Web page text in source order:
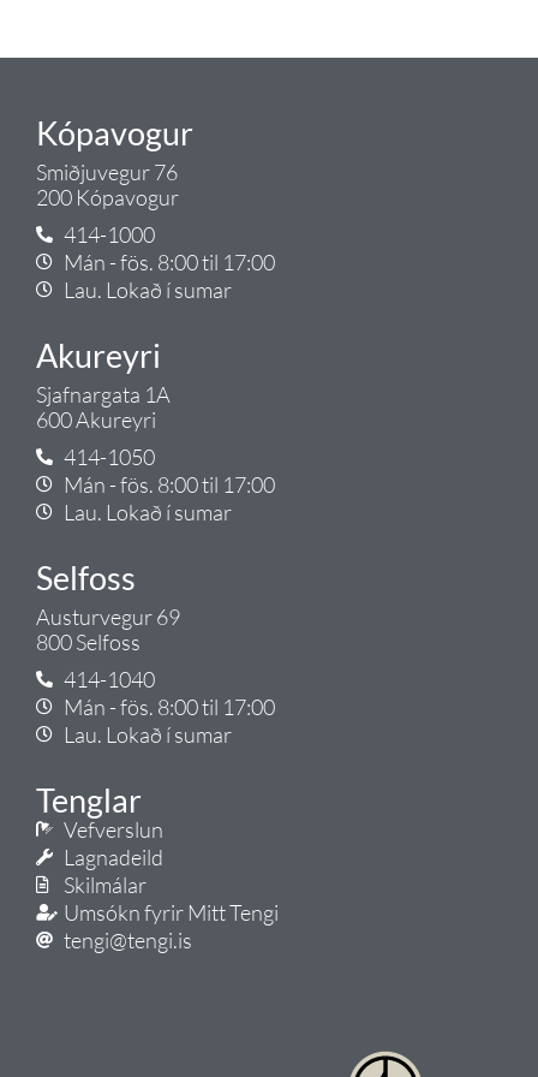
Kópavogur
Smiðjuvegur 76
200 Kópavogur
414-1000
Mán - fös. 8:00 til 17:00
Lau. Lokað í sumar
Akureyri
Sjafnargata 1A
600 Akureyri
414-1050
Mán - fös. 8:00 til 17:00
Lau. Lokað í sumar
Selfoss
Austurvegur 69
800 Selfoss
414-1040
Mán - fös. 8:00 til 17:00
Lau. Lokað í sumar
Tenglar
Vefverslun
Lagnadeild
Skilmálar
Umsókn fyrir Mitt Tengi
tengi@tengi.is